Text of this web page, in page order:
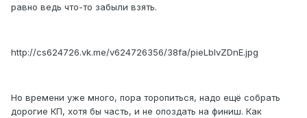
равно ведь что-то забыли взять.
http://cs624726.vk.me/v624726356/38fa/pieLblvZDnE.jpg
Но времени уже много, пора торопиться, надо ещё собрать
дорогие КП, хотя бы часть, и не опоздать на финиш. Как